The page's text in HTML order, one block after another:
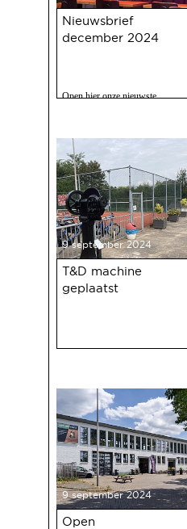
Nieuwsbrief
december 2024
Open hier onze nieuwste
12 december a.s.
9 september 2024
T&D machine
geplaatst
9 september 2024
Open